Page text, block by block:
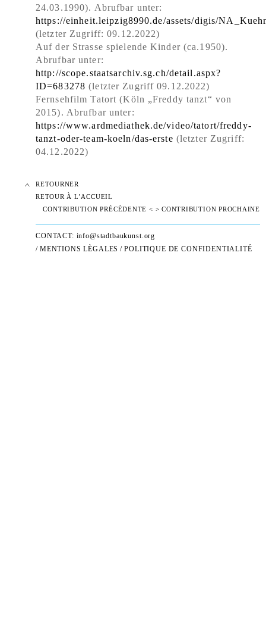
24.03.1990). Abrufbar unter:
https://einheit.leipzig8990.de/assets/digis/
(letzter Zugriff: 09.12.2022)
Auf der Strasse spielende Kinder (ca.1950).
Abrufbar unter:
http://scope.staatsarchiv.sg.ch/detail.aspx?
ID=683278 (letzter Zugriff 09.12.2022)
Fernsehfilm Tatort (Köln „Freddy tanzt“ von
2015). Abrufbar unter:
https://www.ardmediathek.de/video/tatort/freddy-
tanzt-oder-team-koeln/das-erste (letzter Zugriff:
04.12.2022)
RETOURNER
RETOUR À L’ACCUEIL
CONTRIBUTION PRÈCÈDENTE < > CONTRIBUTION PROCHAINE
CONTACT: info@stadtbaukunst.org
/ MENTIONS LÈGALES / POLITIQUE DE CONFIDENTIALITÉ